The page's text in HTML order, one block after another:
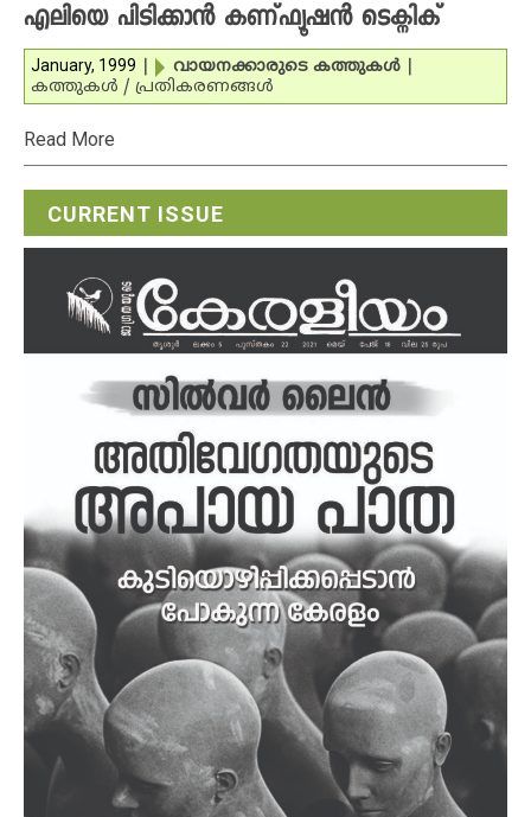
എലിയെ പിടിക്കാന്‍ കണ്ഫ്യൂഷന്‍ ടെക്നിക്
January, 1999 വായനക്കാരുടെ കത്തുകള്‍
കത്തുകള്‍ / പ്രതികരണങ്ങള്‍
Read More
CURRENT ISSUE